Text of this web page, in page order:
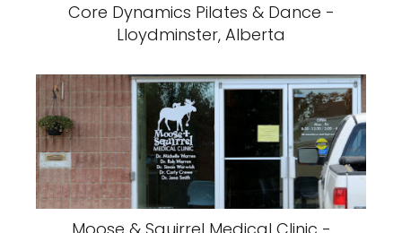
Core Dynamics Pilates & Dance -
Lloydminster, Alberta